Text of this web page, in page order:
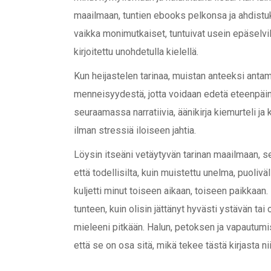
maailmaan, tuntien ebooks pelkonsa ja
vaikka monimutkaiset, tuntuivat usein
kirjoitettu unohdetulla kielellä.
Kun heijastelen tarinaa, muistan anteeksi
menneisyydestä, jotta voidaan edetä
seuraamassa narratiivia, äänikirja kiemurteli
ilman stressiä iloiseen jahtia.
Löysin itseäni vetäytyvän tarinan maailmaan,
että todellisilta, kuin muistettu unelma,
kuljetti minut toiseen aikaan, toiseen
tunteen, kuin olisin jättänyt hyvästi ystävän tai
mieleeni pitkään. Halun, petoksen ja
että se on osa sitä, mikä tekee tästä kirjasta